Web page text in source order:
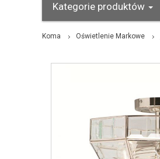
Kategorie produktów
Koma Oświetlenie Markowe